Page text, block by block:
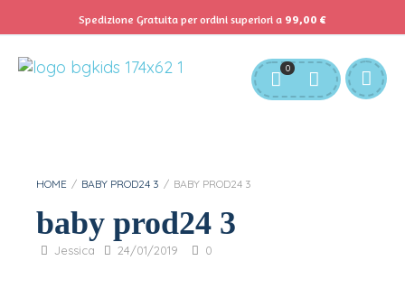
Servizio Clienti: info@bgkids.it +39 345 627 9165
Download APP B&G Kids
0
HOME / BABY PROD24 3 / BABY PROD24 3
baby prod24 3
Jessica 24/01/2019 0
Spedizione Gratuita per ordini superiori a 99,00 €